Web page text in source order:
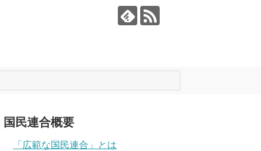
国民連合概要
「広範な国民連合」とは